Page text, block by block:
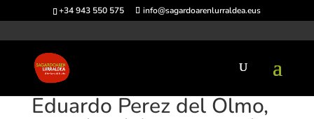
+34 943 550 575 info@sagardoarenlurraldea.eus
Eduardo Perez del Olmo,